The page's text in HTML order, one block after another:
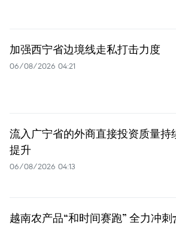
加强西宁省边境线走私打击力度
06/08/2026 04:21
流入广宁省的外商直接投资质量持
提升
06/08/2026 04:13
越南农产品“和时间赛跑” 全力冲刺